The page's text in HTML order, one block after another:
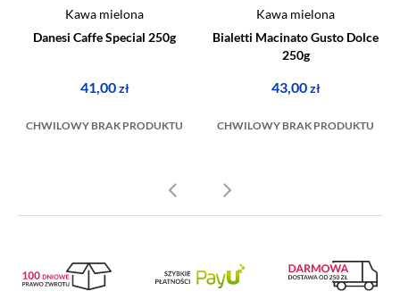
Kawa mielona
Danesi Caffe Special 250g
41,00zł
CHWILOWY BRAK PRODUKTU
Kawa mielona
Bialetti Macinato Gusto Dolce
250g
43,00zł
CHWILOWY BRAK PRODUKTU